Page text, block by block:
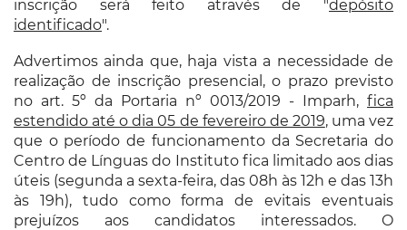
inscrição será feito através de "depósito
identificado".
Advertimos ainda que, haja vista a necessidade de
realização de inscrição presencial, o prazo previsto
no art. 5º da Portaria nº 0013/2019 - Imparh, fica
estendido até o dia 05 de fevereiro de 2019, uma vez
que o período de funcionamento da Secretaria do
Centro de Línguas do Instituto fica limitado aos dias
úteis (segunda a sexta-feira, das 08h às 12h e das 13h
às 19h), tudo como forma de evitais eventuais
prejuízos aos candidatos interessados. O